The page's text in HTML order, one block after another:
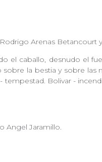
Arenas Betancourt
el caballo, desnudo el
la bestia y sobre
Bolivar -
Angel Jaramillo.